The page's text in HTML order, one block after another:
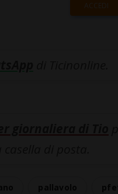
ACCEDI